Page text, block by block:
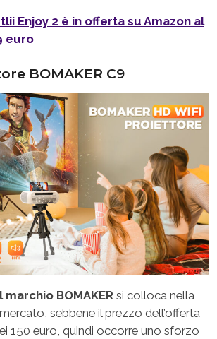
Enjoy 2 è in offerta su Amazon al
euro
BOMAKER C9
BOMAKER si colloca nella
sebbene il prezzo dell’offerta
150 euro, quindi occorre uno sforzo